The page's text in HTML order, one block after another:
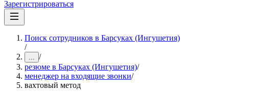
Зарегистрироваться
Поиск сотрудников в Барсуках (Ингушетия)
/
... /
резюме в Барсуках (Ингушетия)/
менеджер на входящие звонки/
вахтовый метод